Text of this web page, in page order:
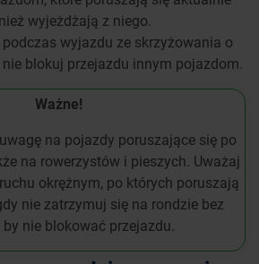
wyjeżdżają z niego.
wyjazdu ze skrzyżowania o
blokuj przejazdu innym pojazdom.
Ważne!
na pojazdy poruszające się po
na rowerzystów i pieszych. Uważaj
okrężnym, po których poruszają
nie zatrzymuj się na rondzie bez
by nie blokować przejazdu.